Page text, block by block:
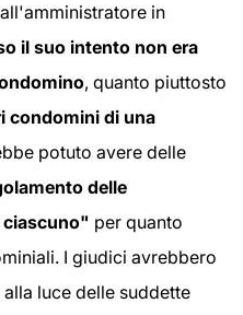
in
il suo intento non era
, quanto piuttosto
condomini di una
potuto avere delle
delle
ciascuno" per quanto
I giudici avrebbero
luce delle suddette